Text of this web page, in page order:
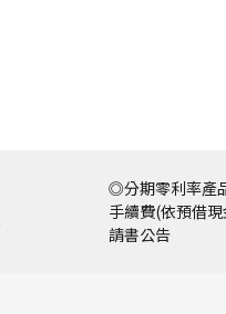
◎分期零利率產
手續費(依預借
請書公告